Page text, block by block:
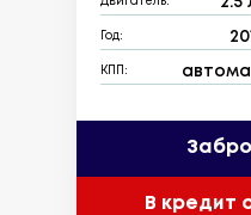
Год:
КПП:
В кредит